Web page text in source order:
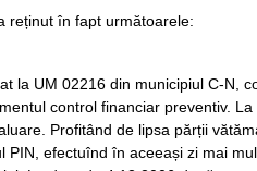
reținut în fapt următoarele:
la UM 02216 din municipiul C-N,
control financiar preventiv.
Profitând de lipsa părții
efectuînd în aceeași zi mai